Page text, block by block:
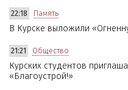
22:18 Память
В Курске выложили
21:21 Общество
Курских студентов
«Благоустрой!»